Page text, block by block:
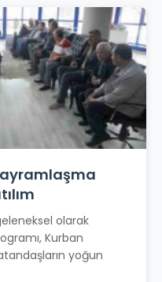
olarak
Kurban
yoğun